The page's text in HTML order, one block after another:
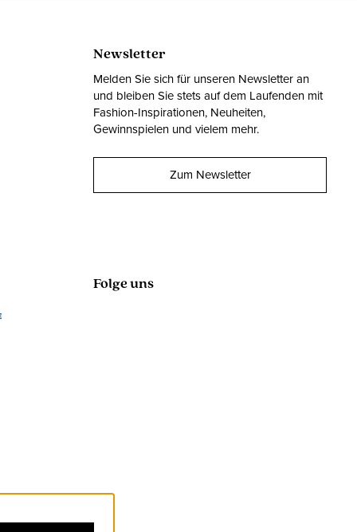
Newsletter
Melden Sie sich für unseren Newsletter an
und bleiben Sie stets auf dem Laufenden mit
Fashion-Inspirationen, Neuheiten,
Gewinnspielen und vielem mehr.
Zum Newsletter
Folge uns